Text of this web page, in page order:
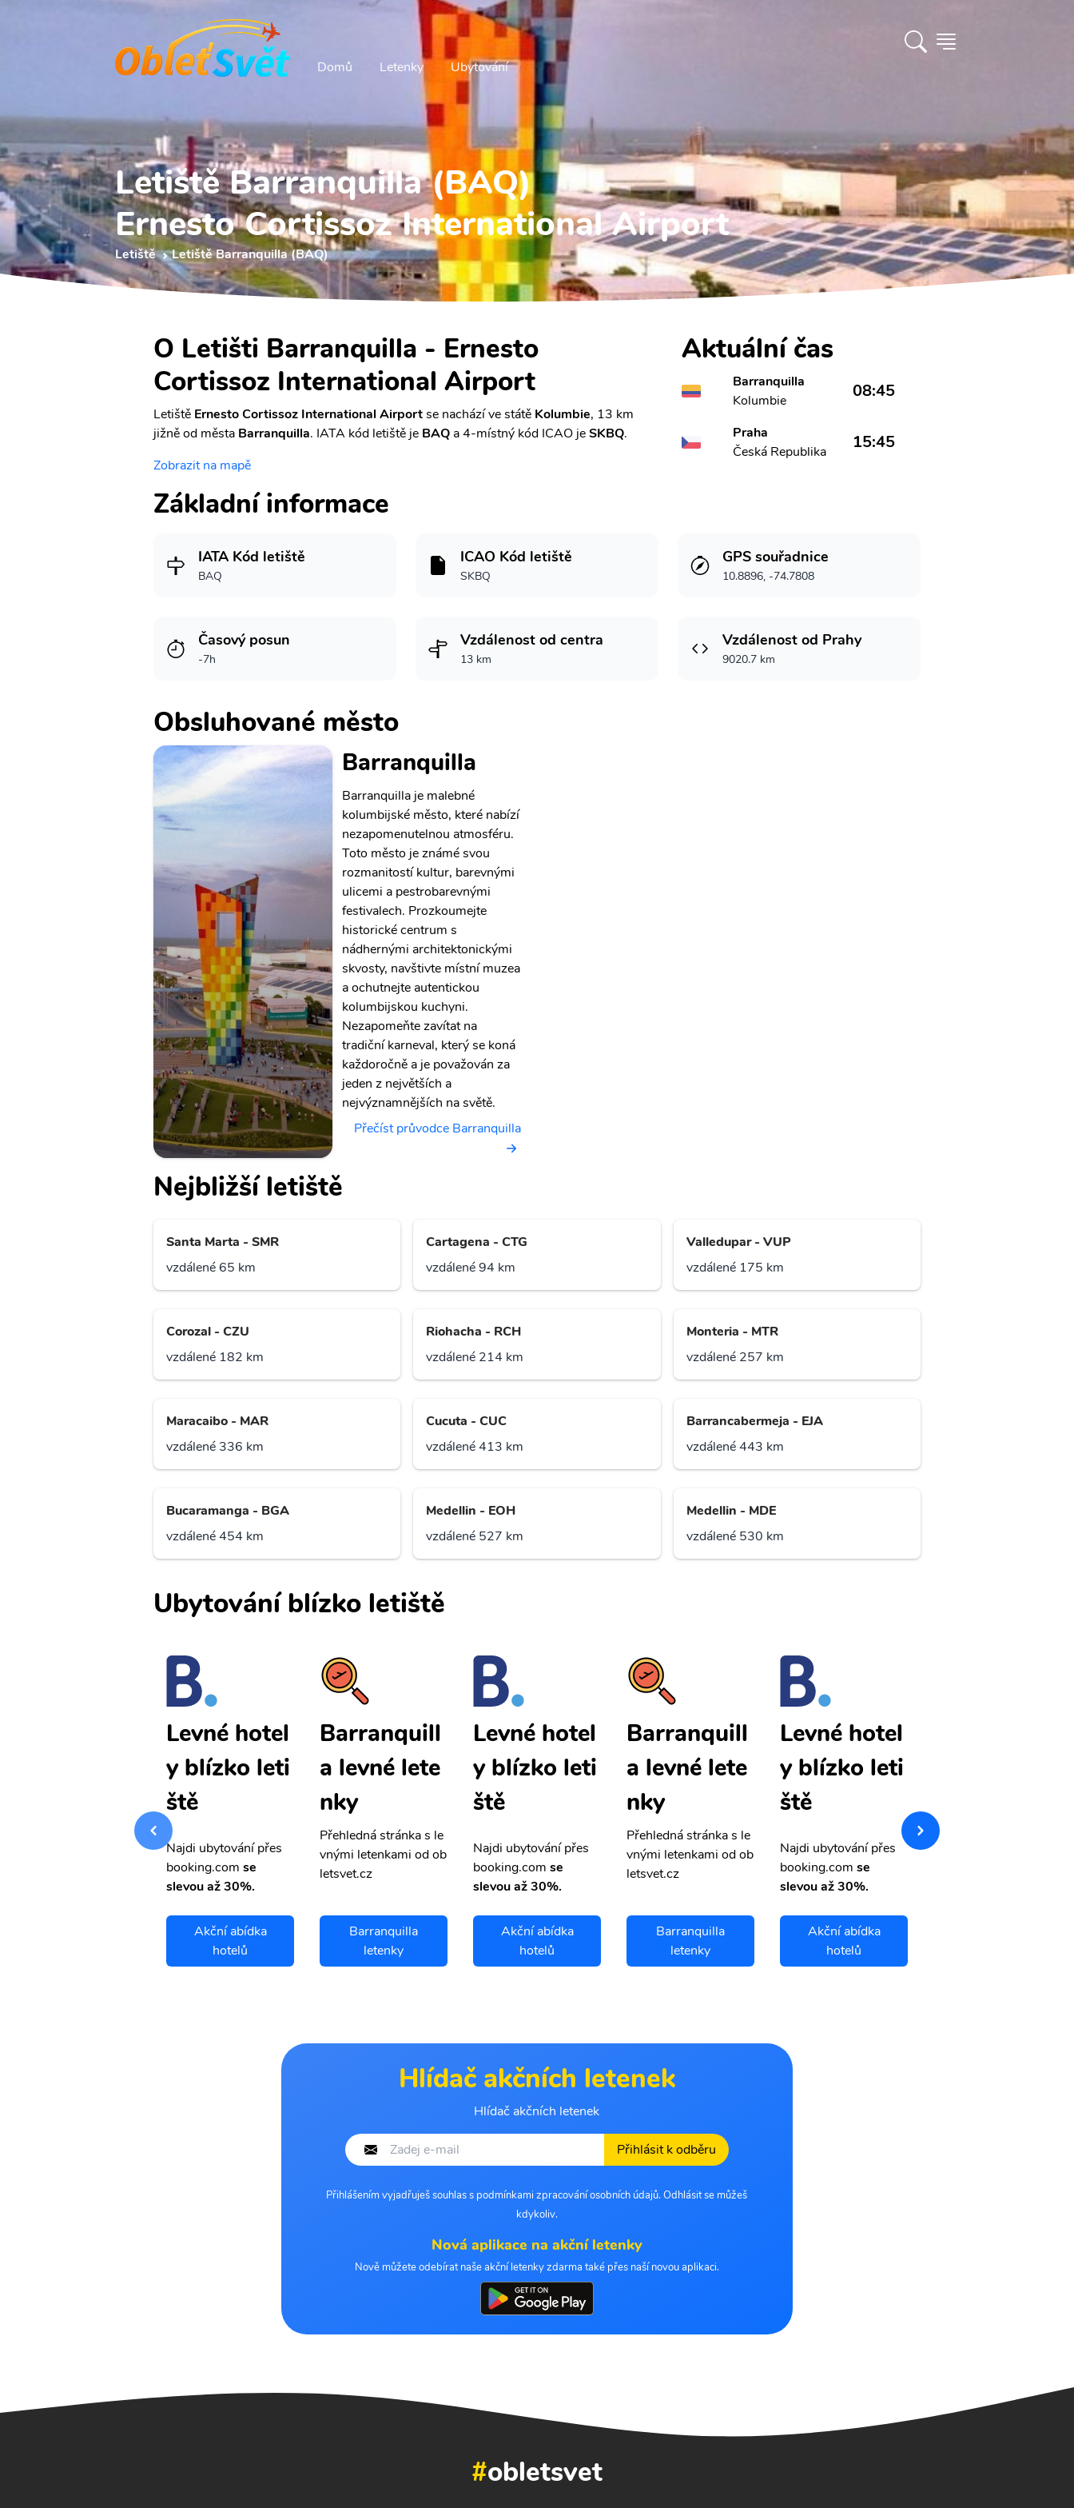
Domů Letenky Ubytování
Letiště Barranquilla (BAQ)
Ernesto Cortissoz International Airport
Letiště Letiště Barranquilla (BAQ)
O Letišti Barranquilla - Ernesto
Cortissoz International Airport
Letiště Ernesto Cortissoz International Airportse nachází ve státě Kolumbie, 13 km
jižně od města Barranquilla. IATA kód letiště je BAQ a 4-místný kód ICAO jeSKBQ.
Zobrazit na mapě
Aktuální čas
Barranquilla
Kolumbie
08:45
Praha
Česká Republika
15:45
Základní informace
IATA Kód letiště
BAQ
ICAO Kód letiště
SKBQ
GPS souřadnice
10.8896, -74.7808
Časový posun
-7h
Vzdálenost od centra
13 km
Vzdálenost od Prahy
9020.7 km
Obsluhované město
Barranquilla
Barranquilla je malebné
kolumbijské město, které nabízí
nezapomenutelnou atmosféru.
Toto město je známé svou
rozmanitostí kultur, barevnými
ulicemi a pestrobarevnými
festivalech. Prozkoumejte
historické centrum s
nádhernými architektonickými
skvosty, navštivte místní muzea
a ochutnejte autentickou
kolumbijskou kuchyni.
Nezapomeňte zavítat na
tradiční karneval, který se koná
každoročně a je považován za
jeden z největších a
nejvýznamnějších na světě.
Přečíst průvodce Barranquilla
Nejbližší letiště
Santa Marta - SMR
vzdálené 65 km
Cartagena - CTG
vzdálené 94 km
Valledupar - VUP
vzdálené 175 km
Corozal - CZU
vzdálené 182 km
Riohacha - RCH
vzdálené 214 km
Monteria - MTR
vzdálené 257 km
Maracaibo - MAR
vzdálené 336 km
Cucuta - CUC
vzdálené 413 km
Barrancabermeja - EJA
vzdálené 443 km
Bucaramanga - BGA
vzdálené 454 km
Medellin - EOH
vzdálené 527 km
Medellin - MDE
vzdálené 530 km
Ubytování blízko letiště
Přehledná stránka s le
Levné hotel
y blízko leti
ště
Najdi ubytování přes
booking.com se
slevou až 30%.
Akční abídka
hotelů
Barranquill
a levné lete
nky
Přehledná stránka s le
vnými letenkami od ob
letsvet.cz
Barranquilla
letenky
Levné hotel
y blízko leti
ště
Najdi ubytování přes
booking.com se
slevou až 30%.
Akční abídka
hotelů
Barranquill
a levné lete
nky
Přehledná stránka s le
vnými letenkami od ob
letsvet.cz
Barranquilla
letenky
Levné hotel
y blízko leti
ště
Najdi ubytování přes
booking.com se
slevou až 30%.
Akční abídka
hotelů
Přehledná stránka s le
Hlídač akčních letenek
Hlídač akčních letenek
Přihlásit k odběru
Přihlášením vyjadřuješ souhlas s podmínkami zpracování osobních údajů. Odhlásit se můžeš
kdykoliv.
Nová aplikace na akční letenky
Nově můžete odebírat naše akční letenky zdarma také přes naší novou aplikaci.
#obletsvet